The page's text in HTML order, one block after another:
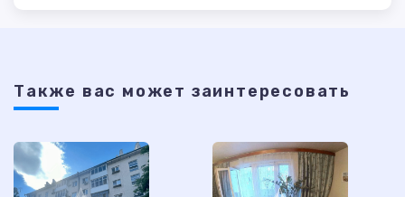
Также ваc может заинтересовать